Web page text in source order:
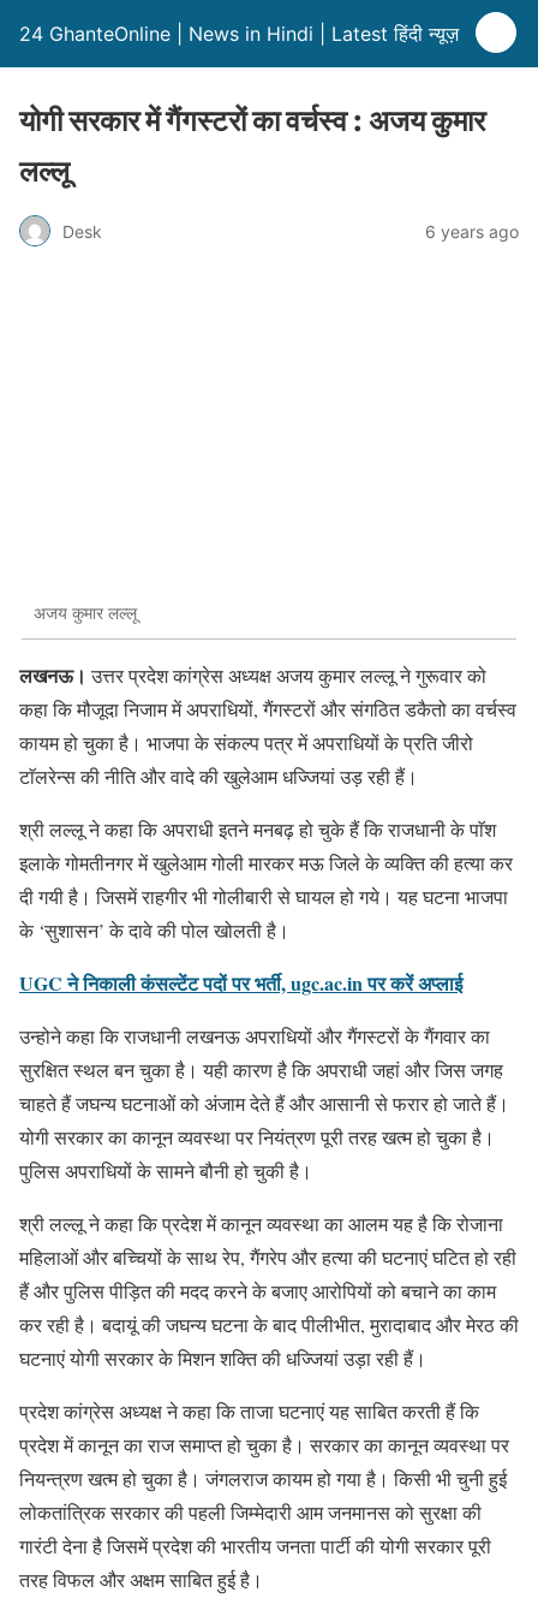
24 GhanteOnline | News in Hindi | Latest हिंदी न्यूज़
योगी सरकार में गैंगस्टरों का वर्चस्व : अजय कुमार
लल्लू
Desk 6 years ago
अजय कुमार लल्लू
लखनऊ। उत्तर प्रदेश कांग्रेस अध्यक्ष अजय कुमार लल्लू ने गुरूवार को
कहा कि मौजूदा निजाम में अपराधियों, गैंगस्टरों और संगठित डकैतो का वर्चस्व
कायम हो चुका है। भाजपा के संकल्प पत्र में अपराधियों के प्रति जीरो
टाॅलरेन्स की नीति और वादे की खुलेआम धज्जियां उड़ रही हैं।
श्री लल्लू ने कहा कि अपराधी इतने मनबढ़ हो चुके हैं कि राजधानी के पाॅश
इलाके गोमतीनगर में खुलेआम गोली मारकर मऊ जिले के व्यक्ति की हत्या कर
दी गयी है। जिसमें राहगीर भी गोलीबारी से घायल हो गये। यह घटना भाजपा
के ‘सुशासन’ के दावे की पोल खोलती है।
UGC ने निकाली कंसल्टेंट पदों पर भर्ती, ugc.ac.in पर करें अप्लाई
उन्होने कहा कि राजधानी लखनऊ अपराधियों और गैंगस्टरों के गैंगवार का
सुरक्षित स्थल बन चुका है। यही कारण है कि अपराधी जहां और जिस जगह
चाहते हैं जघन्य घटनाओं को अंजाम देते हैं और आसानी से फरार हो जाते हैं।
योगी सरकार का कानून व्यवस्था पर नियंत्रण पूरी तरह खत्म हो चुका है।
पुलिस अपराधियों के सामने बौनी हो चुकी है।
श्री लल्लू ने कहा कि प्रदेश में कानून व्यवस्था का आलम यह है कि रोजाना
महिलाओं और बच्चियों के साथ रेप, गैंगरेप और हत्या की घटनाएं घटित हो रही
हैं और पुलिस पीड़ित की मदद करने के बजाए आरोपियों को बचाने का काम
कर रही है। बदायूं की जघन्य घटना के बाद पीलीभीत, मुरादाबाद और मेरठ की
घटनाएं योगी सरकार के मिशन शक्ति की धज्जियां उड़ा रही हैं।
प्रदेश कांग्रेस अध्यक्ष ने कहा कि ताजा घटनाएं यह साबित करती हैं कि
प्रदेश में कानून का राज समाप्त हो चुका है। सरकार का कानून व्यवस्था पर
नियन्त्रण खत्म हो चुका है। जंगलराज कायम हो गया है। किसी भी चुनी हुई
लोकतांत्रिक सरकार की पहली जिम्मेदारी आम जनमानस को सुरक्षा की
गारंटी देना है जिसमें प्रदेश की भारतीय जनता पार्टी की योगी सरकार पूरी
तरह विफल और अक्षम साबित हुई है।